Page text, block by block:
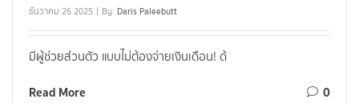
ธันวาคม 26 2025 By: Daris Paleebutt
มีผู้ช่วยส่วนตัว แบบไม่ต้องจ่ายเงินเดือน! ด้
Read More 0